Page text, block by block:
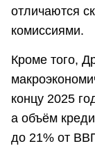
отличаются
комиссиями.
Кроме того,
концу 2025
а объём
до 21% от